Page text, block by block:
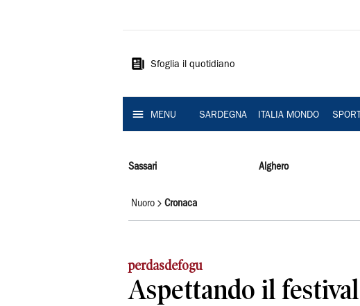
Sardegna
Sfoglia il quotidiano
MENU SARDEGNA ITALIA MONDO SPORT
Sassari Alghero
Nuoro Cronaca
perdasdefogu
Aspettando il festival